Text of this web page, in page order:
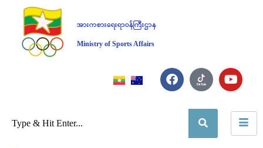
အားကစားရေးရာဝန်ကြီးဌာန
Ministry of Sports Affairs